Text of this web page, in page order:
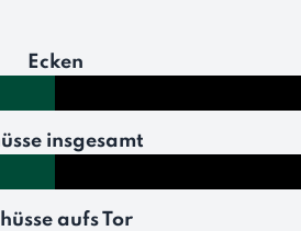
Ecken
insgesamt
aufs Tor